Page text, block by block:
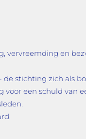
vervreemding en
stichting zich als
een schuld van